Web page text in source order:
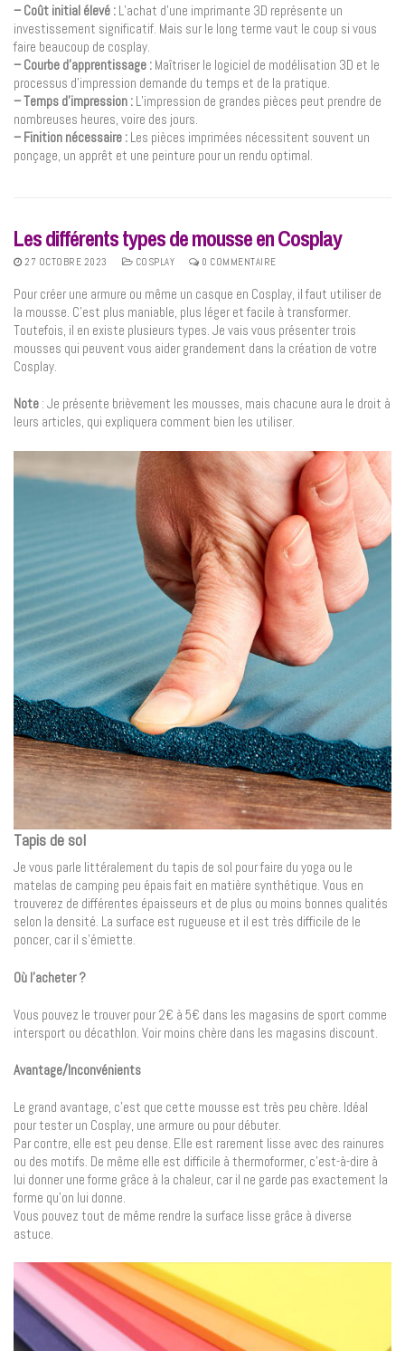
– Coût initial élevé : L’achat d’une imprimante 3D représente un
investissement significatif. Mais sur le long terme vaut le coup si vous
faire beaucoup de cosplay.
– Courbe d’apprentissage : Maîtriser le logiciel de modélisation 3D et le
processus d’impression demande du temps et de la pratique.
– Temps d’impression : L’impression de grandes pièces peut prendre de
nombreuses heures, voire des jours.
– Finition nécessaire : Les pièces imprimées nécessitent souvent un
ponçage, un apprêt et une peinture pour un rendu optimal.
Les différents types de mousse en Cosplay
27 OCTOBRE 2023 COSPLAY 0 COMMENTAIRE
Pour créer une armure ou même un casque en Cosplay, il faut utiliser de
la mousse. C’est plus maniable, plus léger et facile à transformer.
Toutefois, il en existe plusieurs types. Je vais vous présenter trois
mousses qui peuvent vous aider grandement dans la création de votre
Cosplay.
Note : Je présente brièvement les mousses, mais chacune aura le droit à
leurs articles, qui expliquera comment bien les utiliser.
Tapis de sol
Je vous parle littéralement du tapis de sol pour faire du yoga ou le
matelas de camping peu épais fait en matière synthétique. Vous en
trouverez de différentes épaisseurs et de plus ou moins bonnes qualités
selon la densité. La surface est rugueuse et il est très difficile de le
poncer, car il s’émiette.
Où l’acheter ?
Vous pouvez le trouver pour 2€ à 5€ dans les magasins de sport comme
intersport ou décathlon. Voir moins chère dans les magasins discount.
Avantage/Inconvénients
Le grand avantage, c’est que cette mousse est très peu chère. Idéal
pour tester un Cosplay, une armure ou pour débuter.
Par contre, elle est peu dense. Elle est rarement lisse avec des rainures
ou des motifs. De même elle est difficile à thermoformer, c’est-à-dire à
lui donner une forme grâce à la chaleur, car il ne garde pas exactement la
forme qu’on lui donne.
Vous pouvez tout de même rendre la surface lisse grâce à diverse
astuce.